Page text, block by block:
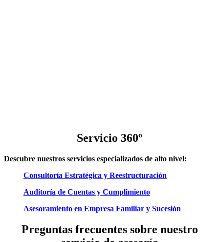
Servicio 360º
Descubre nuestros servicios especializados de alto nivel:
Consultoría Estratégica y Reestructuración
Auditoría de Cuentas y Cumplimiento
Asesoramiento en Empresa Familiar y Sucesión
Preguntas frecuentes sobre nuestro